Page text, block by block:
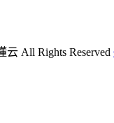
云 All Rights Reserved